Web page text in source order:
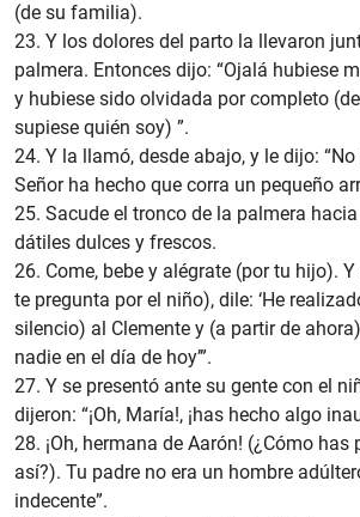
(de su familia).
23. Y los dolores del parto la llevaron
palmera. Entonces dijo: “Ojalá hubiese
y hubiese sido olvidada por completo
supiese quién soy) ”.
24. Y la llamó, desde abajo, y le dijo:
Señor ha hecho que corra un pequeño
25. Sacude el tronco de la palmera
dátiles dulces y frescos.
26. Come, bebe y alégrate (por tu hijo).
te pregunta por el niño), dile: ‘He
silencio) al Clemente y (a partir de
nadie en el día de hoy’”.
27. Y se presentó ante su gente con el
dijeron: “¡Oh, María!, ¡has hecho algo
28. ¡Oh, hermana de Aarón! (¿Cómo
así?). Tu padre no era un hombre
indecente”.